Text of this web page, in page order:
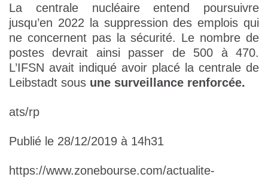
La centrale nucléaire entend poursuivre
jusqu’en 2022 la suppression des emplois qui
ne concernent pas la sécurité. Le nombre de
postes devrait ainsi passer de 500 à 470.
L’IFSN avait indiqué avoir placé la centrale de
Leibstadt sous une surveillance renforcée.
ats/rp
Publié le 28/12/2019 à 14h31
https://www.zonebourse.com/actualite-